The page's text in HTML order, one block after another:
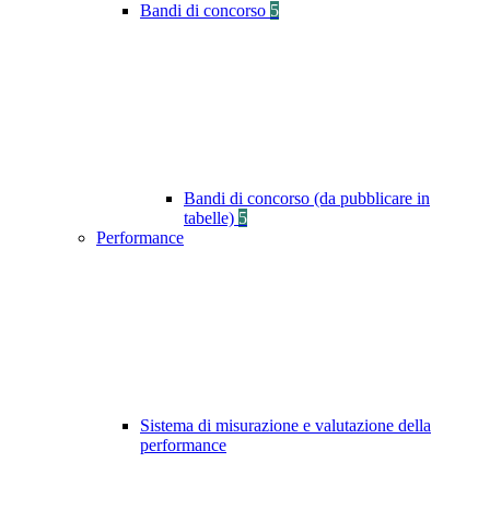
Bandi di concorso 5
Bandi di concorso (da pubblicare in
tabelle) 5
Performance
Sistema di misurazione e valutazione della
performance